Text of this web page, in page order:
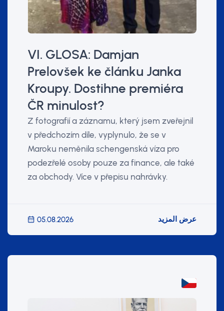
VI. GLOSA: Damjan
Prelovšek ke článku Janka
Kroupy. Dostihne premiéra
ČR minulost?
Z fotografií a záznamu, který jsem zveřejnil
v předchozím díle, vyplynulo, že se v
Maroku neměnila schengenská víza pro
podezřelé osoby pouze za finance, ale také
za obchody. Více v přepisu nahrávky.
05.08.2026 عرض المزيد